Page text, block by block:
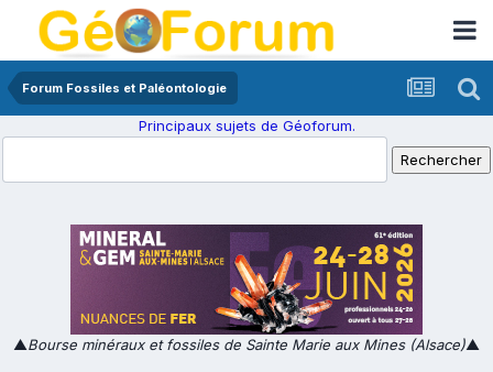
Forum Fossiles et Paléontologie
Principaux sujets de Géoforum.
▲Bourse minéraux et fossiles de Sainte Marie aux Mines (Alsace)▲